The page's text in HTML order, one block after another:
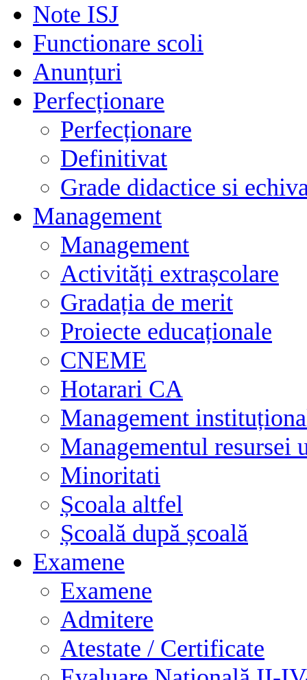
Note ISJ
Functionare scoli
Anunțuri
Perfecționare
Perfecționare
Definitivat
Grade didactice si
Management
Management
Activități extrașcolare
Gradația de merit
Proiecte educaționale
CNEME
Hotarari CA
Management
Managementul resursei
Minoritati
Școala altfel
Școală după școală
Examene
Examene
Admitere
Atestate / Certificate